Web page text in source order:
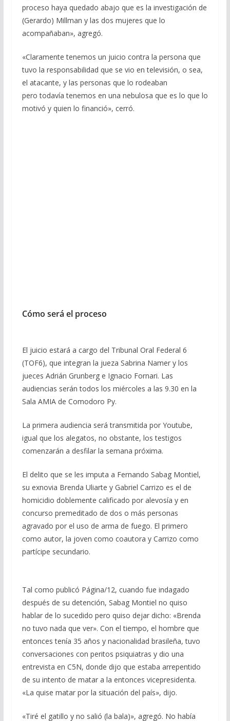
proceso haya quedado abajo que es la investigación de
(Gerardo) Millman y las dos mujeres que lo
acompañaban», agregó.
«Claramente tenemos un juicio contra la persona que
tuvo la responsabilidad que se vio en televisión, o sea,
el atacante, y las personas que lo rodeaban
pero todavía tenemos en una nebulosa que es lo que lo
motivó y quien lo financió», cerró.
Cómo será el proceso
El juicio estará a cargo del Tribunal Oral Federal 6
(TOF6), que integran la jueza Sabrina Namer y los
jueces Adrián Grunberg e Ignacio Fornari. Las
audiencias serán todos los miércoles a las 9.30 en la
Sala AMIA de Comodoro Py.
La primera audiencia será transmitida por Youtube,
igual que los alegatos, no obstante, los testigos
comenzarán a desfilar la semana próxima.
El delito que se les imputa a Fernando Sabag Montiel,
su exnovia Brenda Uliarte y Gabriel Carrizo es el de
homicidio doblemente calificado por alevosía y en
concurso premeditado de dos o más personas
agravado por el uso de arma de fuego. El primero
como autor, la joven como coautora y Carrizo como
partícipe secundario.
Tal como publicó Página/12, cuando fue indagado
después de su detención, Sabag Montiel no quiso
hablar de lo sucedido pero quiso dejar dicho: «Brenda
no tuvo nada que ver». Con el tiempo, el hombre que
entonces tenía 35 años y nacionalidad brasileña, tuvo
conversaciones con peritos psiquiatras y dio una
entrevista en C5N, donde dijo que estaba arrepentido
de su intento de matar a la entonces vicepresidenta.
«La quise matar por la situación del país», dijo.
«Tiré el gatillo y no salió (la bala)», agregó. No había